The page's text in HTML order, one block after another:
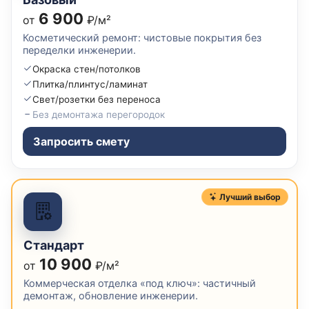
от 6 900 ₽/м²
Косметический ремонт: чистовые покрытия без
переделки инженерии.
Окраска стен/потолков
Плитка/плинтус/ламинат
Свет/розетки без переноса
Без демонтажа перегородок
Запросить смету
Лучший выбор
Стандарт
от 10 900 ₽/м²
Коммерческая отделка «под ключ»: частичный
демонтаж, обновление инженерии.